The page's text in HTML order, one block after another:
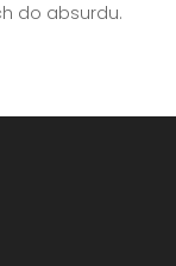
do absurdu.